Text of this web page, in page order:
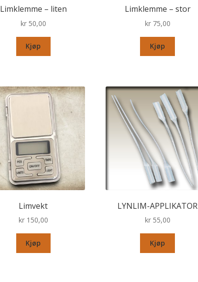
Limklemme – liten
kr50,00
Kjøp
Limklemme – stor
kr75,00
Kjøp
Limvekt
kr150,00
Kjøp
LYNLIM-APPLIKATOR
kr55,00
Kjøp